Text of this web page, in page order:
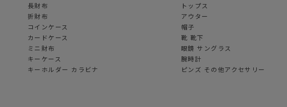
長財布
折財布
コインケース
カードケース
ミニ財布
キーケース
キーホルダー カラビナ
トップス
アウター
帽子
靴 靴下
眼鏡 サングラス
腕時計
ピンズ その他アクセサリー